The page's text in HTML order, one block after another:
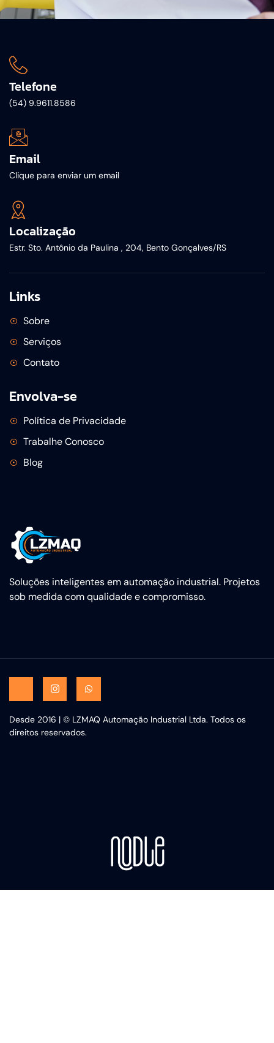
Soluções inteligentes em automação industrial. Projetos
sob medida com qualidade e compromisso.
Telefone
(54) 9.9611.8586
Email
Clique para enviar um email
Localização
Estr. Sto. Antônio da Paulina , 204, Bento Gonçalves/RS
Links
Sobre
Serviços
Contato
Envolva-se
Política de Privacidade
Trabalhe Conosco
Blog
Desde 2016 | © LZMAQ Automação Industrial Ltda. Todos os
direitos reservados.